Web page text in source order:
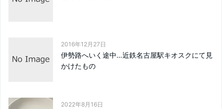
2016年12月27日
伊勢路へいく途中…近鉄名古屋駅キオスクにて見
かけたもの
2022年8月16日